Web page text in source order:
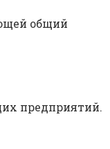
общий
предприятий.